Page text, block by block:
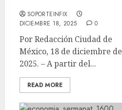
SOPORTEINFIX
DICIEMBRE 18, 2025
0
Por Redacción Ciudad de
México, 18 de diciembre de
2025. – A partir del...
READ MORE